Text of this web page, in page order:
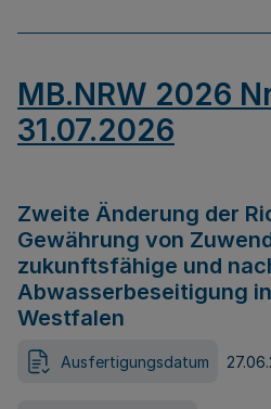
MB.NRW 2026
31.07.2026
Zweite Änderung der
Gewährung von
zukunftsfähige und
Abwasserbeseitigung
Westfalen
Ausfertigungsdatum